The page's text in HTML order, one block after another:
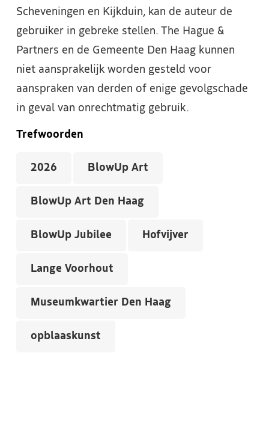
Scheveningen en Kijkduin, kan de auteur de
gebruiker in gebreke stellen. The Hague &
Partners en de Gemeente Den Haag kunnen
niet aansprakelijk worden gesteld voor
aanspraken van derden of enige gevolgschade
in geval van onrechtmatig gebruik.
Trefwoorden
2026 BlowUp Art
BlowUp Art Den Haag
BlowUp Jubilee Hofvijver
Lange Voorhout
Museumkwartier Den Haag
opblaaskunst